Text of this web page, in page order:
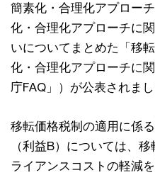
簡素化・合理化アプロー
化・合理化アプローチに
いについてまとめた「移
化・合理化アプローチに
庁FAQ」）が公表されまし
移転価格税制の適用に係
（利益B）については、
ライアンスコストの軽減